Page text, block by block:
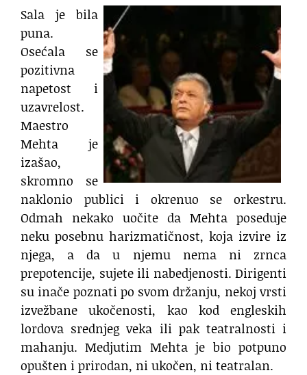
Sala je bila
puna.
Osećala se
pozitivna
napetost i
uzavrelost.
Maestro
Mehta je
izašao,
skromno se
naklonio publici i okrenuo se orkestru.
Odmah nekako uočite da Mehta poseduje
neku posebnu harizmatičnost, koja izvire iz
njega, a da u njemu nema ni zrnca
prepotencije, sujete ili nabedjenosti. Dirigenti
su inače poznati po svom držanju, nekoj vrsti
izvežbane ukočenosti, kao kod engleskih
lordova srednjeg veka ili pak teatralnosti i
mahanju. Medjutim Mehta je bio potpuno
opušten i prirodan, ni ukočen, ni teatralan.